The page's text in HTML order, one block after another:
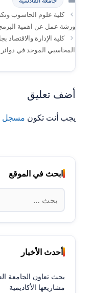
كلية علوم الحاسوب
ورشة عمل عن اهمية
كلية الإدارة والاقتصاد
المحاسبي الموحد في دوائر
أضف تعليق
يجب أنت تكون مسجل
ابحث في الموقع
البحث
عن:
أحدث الأخبار
بحث تعاون الجامعة
مشاريعها الأكاديمية